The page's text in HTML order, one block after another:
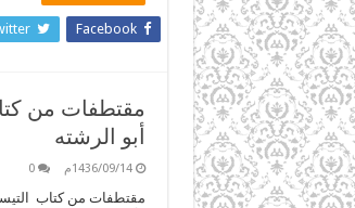
Facebook
مقتطفات من
أبو الرشته
1436/09/14م 0
مقتطفات من كتاب